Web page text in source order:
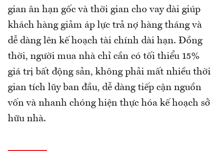
gian ân hạn gốc và thời gian cho vay dài giúp
khách hàng giảm áp lực trả nợ hàng tháng và
dễ dàng lên kế hoạch tài chính dài hạn. Đồng
thời, người mua nhà chỉ cần có tối thiểu 15%
giá trị bất động sản, không phải mất nhiều thời
gian tích lũy ban đầu, dễ dàng tiếp cận nguồn
vốn và nhanh chóng hiện thực hóa kế hoạch sở
hữu nhà.